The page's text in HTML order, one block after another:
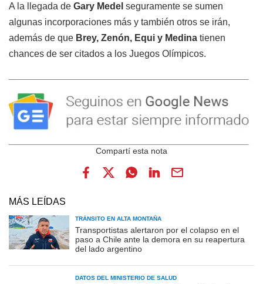
A la llegada de Gary Medel seguramente se sumen
algunas incorporaciones más y también otros se irán,
además de que Brey, Zenón, Equi y Medina tienen
chances de ser citados a los Juegos Olímpicos.
MÁS LEÍDAS
TRÁNSITO EN ALTA MONTAÑA
Transportistas alertaron por el colapso en el
paso a Chile ante la demora en su reapertura
del lado argentino
DATOS DEL MINISTERIO DE SALUD